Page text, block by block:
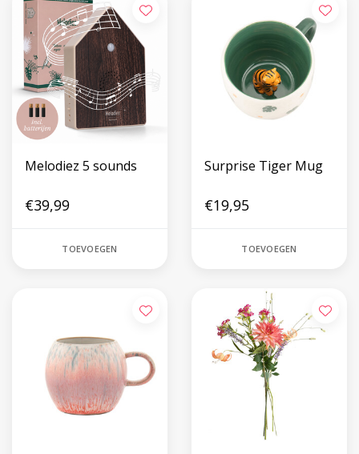
Melodiez 5 sounds
€39,99
TOEVOEGEN
Surprise Tiger Mug
€19,95
TOEVOEGEN